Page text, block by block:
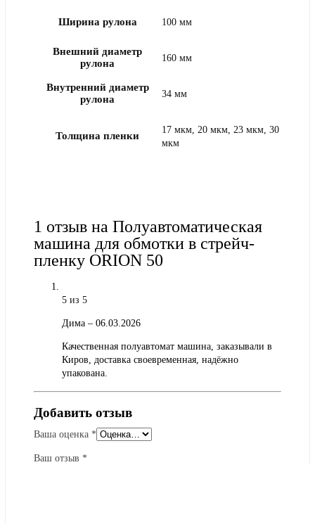
Ширина рулона 100 мм
Внешний диаметр
рулона
160 мм
Внутренний диаметр
рулона
34 мм
Толщина пленки
17 мкм, 20 мкм, 23 мкм, 30
мкм
1 отзыв на Полуавтоматическая
машина для обмотки в стрейч-
пленку ORION 50
5 из 5
Дима – 06.03.2026
Качественная полуавтомат машина, заказывали в
Киров, доставка своевременная, надёжно
упакована.
Добавить отзыв
Ваша оценка *
Ваш отзыв *